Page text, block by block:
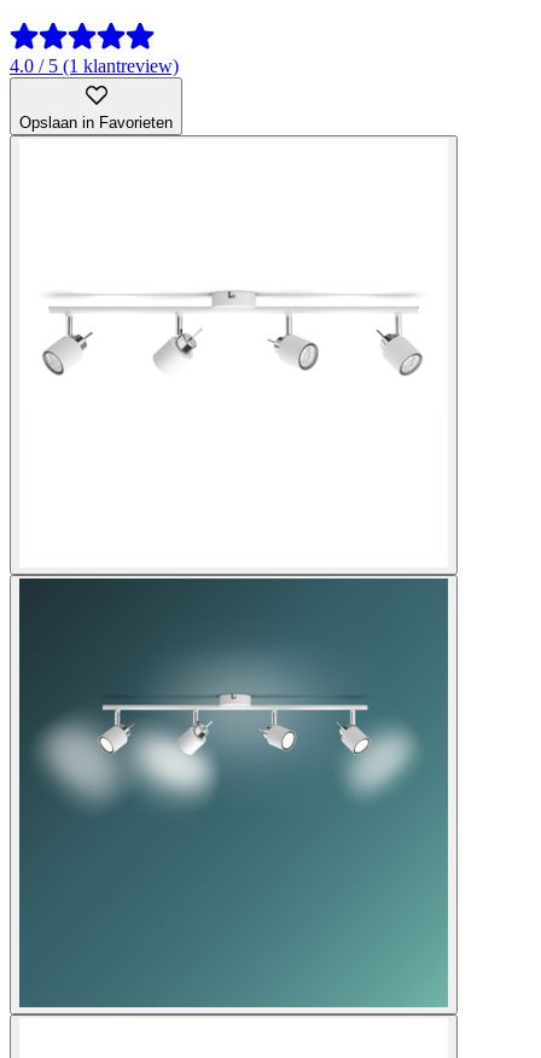
4.0 / 5 (1 klantreview)
Opslaan in Favorieten